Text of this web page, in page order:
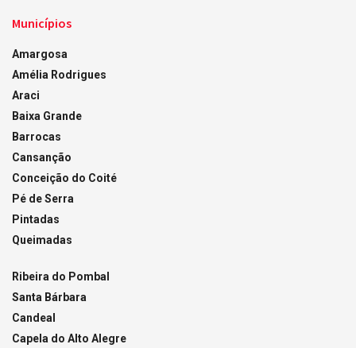
Municípios
Amargosa
Amélia Rodrigues
Araci
Baixa Grande
Barrocas
Cansanção
Conceição do Coité
Pé de Serra
Pintadas
Queimadas
Ribeira do Pombal
Santa Bárbara
Candeal
Capela do Alto Alegre